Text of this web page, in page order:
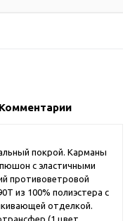
Комментарии
покрой. Карманы
с эластичными
противоветровой
из 100% полиэстера с
отделкой.
(1 цвет